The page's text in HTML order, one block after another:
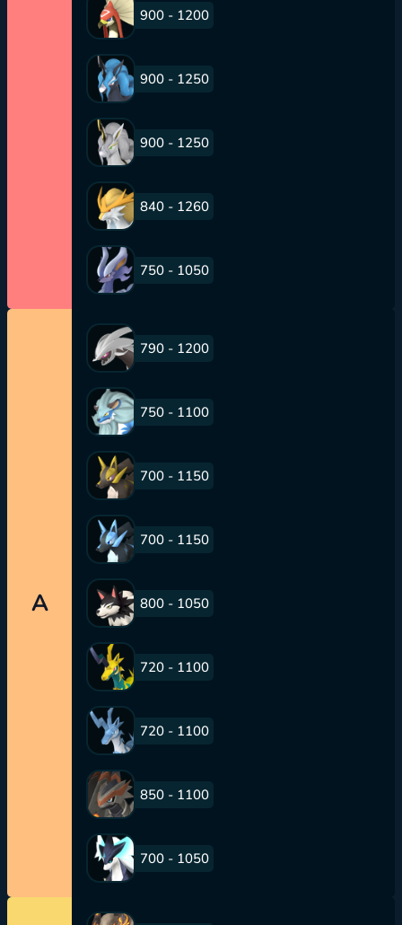
900 - 1200
900 - 1250
900 - 1250
840 - 1260
750 - 1050
A
790 - 1200
750 - 1100
700 - 1150
700 - 1150
800 - 1050
720 - 1100
720 - 1100
850 - 1100
700 - 1050